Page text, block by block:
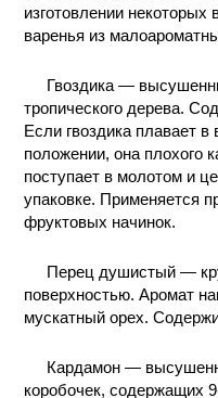
изготовлении некоторых
варенья из
Гвоздика —
тропического дерева.
Если гвоздика плавает в
положении, она плохого
поступает в молотом и
упаковке. Применяется
фруктовых начинок.
Перец душистый —
поверхностью. Аромат
мускатный орех.
Кардамон —
коробочек, содержащих